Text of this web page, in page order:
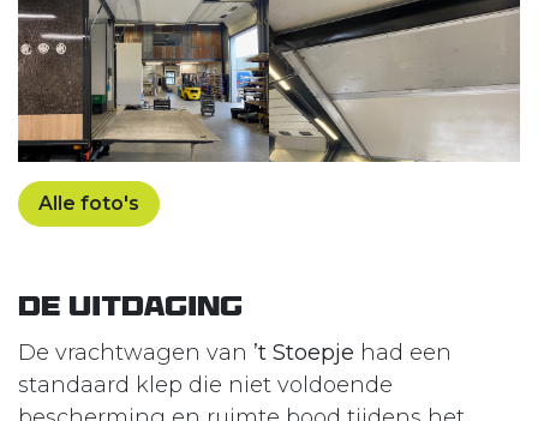
Alle foto's
De Uitdaging
De vrachtwagen van ’t Stoepje had een
standaard klep die niet voldoende